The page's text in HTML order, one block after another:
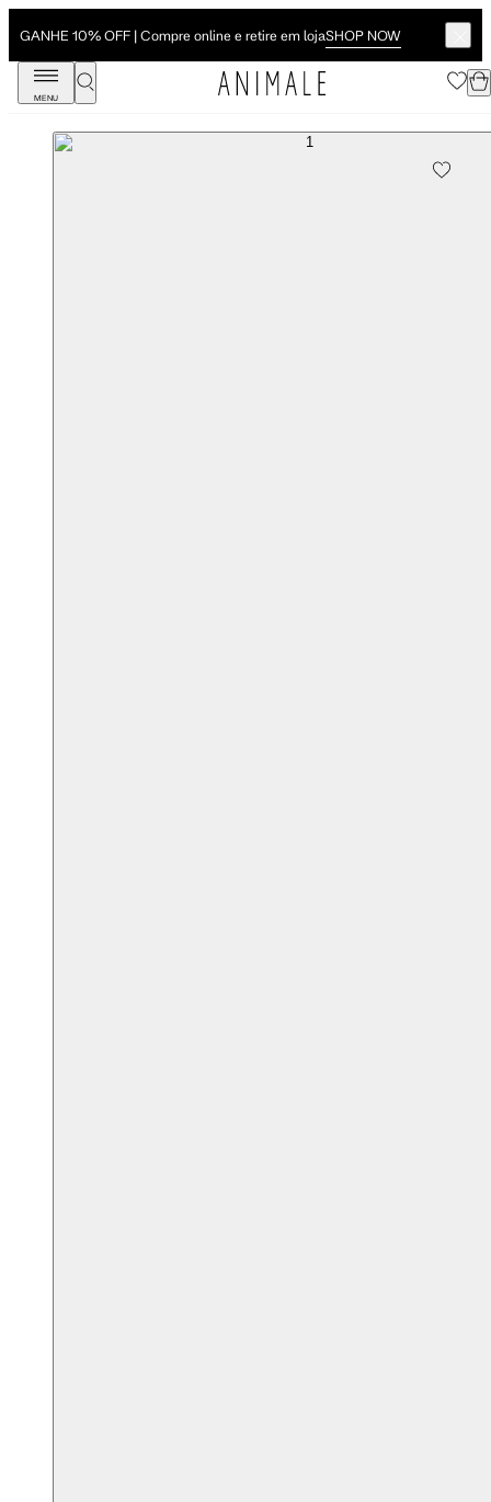
GANHE 10% OFF | Compre online e retire em lojaSHOP NOW
MENU